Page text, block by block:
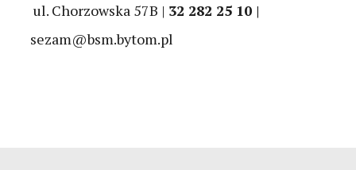
ul. Chorzowska 57B | 32 282 25 10 |
sezam@bsm.bytom.pl